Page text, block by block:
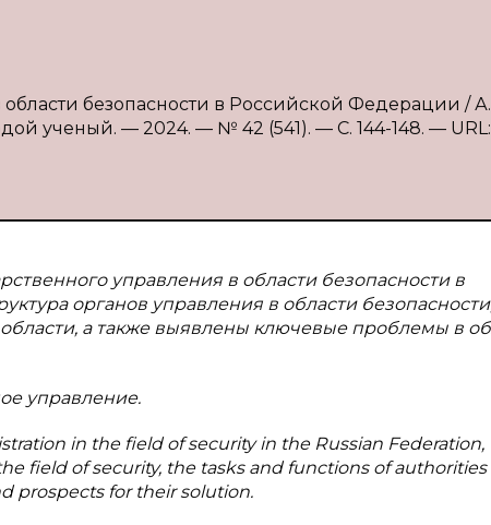
безопасности в Российской Федерации /
ученый. — 2024. — № 42 (541). — С. 144-148. — URL:
управления в области безопасности в
органов управления в области
а также выявлены ключевые проблемы в
управление.
in the field of security in the Russian Federation,
field of security, the tasks and functions of
prospects for their solution.